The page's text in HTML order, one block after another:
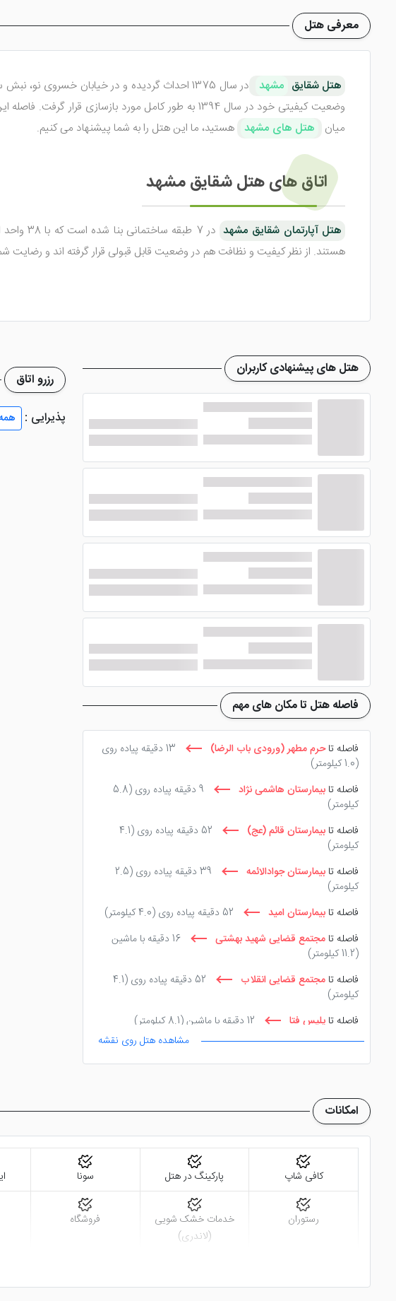
معرفی هتل
هتل شقایق مشهد در سال 1375 احداث گردیده و در خیابان خسروی نو، نبش سرشور 20 قرار دارد و به عنوان یکی از
میان
هتل های مشهد هستید، ما این هتل را به شما پیشنهاد می کنیم.
اتاق های هتل شقایق مشهد
هتل آپارتمان شقایق مشهد
در 7
هستند. از نظر کیفیت و نظافت هم در وضعیت قابل قبولی قرار گرفته اند و رضایت
در اتاق های هتل مذکور ، امکاناتی نظیر سیستم تهویه مطبوع، سیستم گرمایش
امکانات هتل شقایق مشهد
هتل آپارتمان شقایق مشهد از نظر امکانات، چندان لوکس و عالی نیست. البته
را کرده تا خدمات و امکانات مناسبی را در اختیار شما قرار دهد. از این رو از نظر
هتل دارای یک پارکینگ اختصاصی با ظرفیت 20 خوردو می باشد که به صورت رایگان در اختیار مهمانان قرار می گیرد.
رستوران هتل
را ارائه می دهد. البته کیفیت غذایی یک موضوع سلیقه ای می باشد که ممکن است
پرشین هتل برای
رزرو هتل ، چه خدماتی عرضه می کند؟
خواهد بود. ضمن این که کارگزاری رسمی سایت پرشین هتل در
همچون
هتل قصر طلایی و ... نیز دردسترس است
رزرو اتاق
پذیرایی :
هتل های پیشنهادی کاربران
فاصله هتل تا مکان های مهم
فاصله تاحرم مطهر (ورودی باب الرضا)
13 دقیقه پیاده روی
(1.0 کیلومتر)
فاصله تا بیمارستان هاشمی نژاد 9 دقیقه پیاده روی
(5.8
کیلومتر)
فاصله تا بیمارستان قائم (عج) 52 دقیقه پیاده روی
(4.1
کیلومتر)
فاصله تا بیمارستان جوادالائمه 39 دقیقه پیاده روی
(2.5
کیلومتر)
فاصله تا بیمارستان امید 52 دقیقه پیاده روی
(4.0 کیلومتر)
فاصله تا مجتمع قضایی شهید بهشتی
16 دقیقه با ماشین
(11.2 کیلومتر)
فاصله تا مجتمع قضایی انقلاب 52 دقیقه پیاده روی
(4.1
کیلومتر)
فاصله تا پلیس فتا 12 دقیقه با ماشین
(8.1 کیلومتر)
فاصله تامجتمع اجرای احکام کیفری دادسرای عمومی مشهد
26 دقیقه پیاده روی
(2.3 کیلومتر)
مشاهده هتل روی نقشه
امکانات
کافی شاپ پارکینگ در هتل سونا
رستوران
خدمات خشک شویی
(لاندری)
فروشگاه